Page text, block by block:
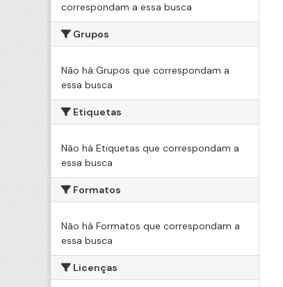
correspondam a essa busca
Grupos
Não há Grupos que correspondam a
essa busca
Etiquetas
Não há Etiquetas que correspondam a
essa busca
Formatos
Não há Formatos que correspondam a
essa busca
Licenças